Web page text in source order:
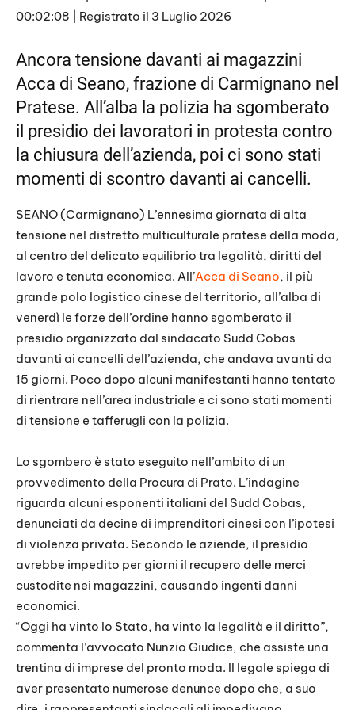
i
e
SHARE
EMBED
00:02:08
Registrato il 3 Luglio 2026
Ancora tensione davanti ai magazzini
Acca di Seano, frazione di Carmignano nel
Pratese. All’alba la polizia ha sgomberato
il presidio dei lavoratori in protesta contro
la chiusura dell’azienda, poi ci sono stati
momenti di scontro davanti ai cancelli.
SEANO (Carmignano) L’ennesima giornata di alta
tensione nel distretto multiculturale pratese della moda,
al centro del delicato equilibrio tra legalità, diritti del
lavoro e tenuta economica. All’Acca di Seano, il più
grande polo logistico cinese del territorio, all’alba di
venerdì le forze dell’ordine hanno sgomberato il
presidio organizzato dal sindacato Sudd Cobas
davanti ai cancelli dell’azienda, che andava avanti da
15 giorni. Poco dopo alcuni manifestanti hanno tentato
di rientrare nell’area industriale e ci sono stati momenti
di tensione e tafferugli con la polizia.
Lo sgombero è stato eseguito nell’ambito di un
provvedimento della Procura di Prato. L’indagine
riguarda alcuni esponenti italiani del Sudd Cobas,
denunciati da decine di imprenditori cinesi con l’ipotesi
di violenza privata. Secondo le aziende, il presidio
avrebbe impedito per giorni il recupero delle merci
custodite nei magazzini, causando ingenti danni
economici.
“Oggi ha vinto lo Stato, ha vinto la legalità e il diritto”,
commenta l’avvocato Nunzio Giudice, che assiste una
trentina di imprese del pronto moda. Il legale spiega di
aver presentato numerose denunce dopo che, a suo